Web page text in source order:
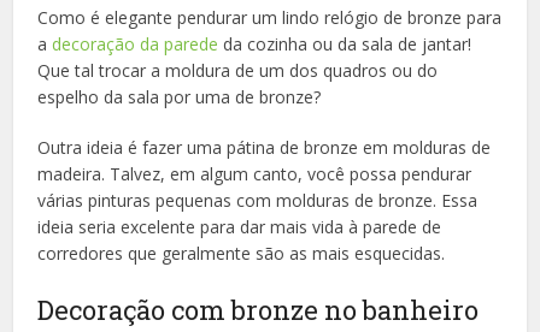
Como é elegante pendurar um lindo relógio de bronze para
a decoração da parede da cozinha ou da sala de jantar!
Que tal trocar a moldura de um dos quadros ou do
espelho da sala por uma de bronze?
Outra ideia é fazer uma pátina de bronze em molduras de
madeira. Talvez, em algum canto, você possa pendurar
várias pinturas pequenas com molduras de bronze. Essa
ideia seria excelente para dar mais vida à parede de
corredores que geralmente são as mais esquecidas.
Decoração com bronze no banheiro